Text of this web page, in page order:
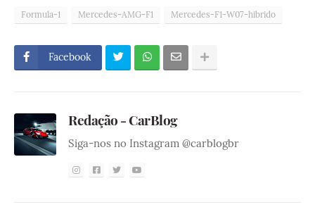
Formula-1 Mercedes-AMG-F1 Mercedes-F1-W07-hibrido
Facebook
Redação - CarBlog
Siga-nos no Instagram @carblogbr